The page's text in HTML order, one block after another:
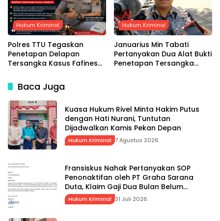
Hukum Kriminal
Polres TTU Tegaskan
Penetapan Delapan
Tersangka Kasus Fafinesu
Respons Pernyataan
Kuasa Hukum SS
Hukum Kriminal
Januarius Min Tabati
Pertanyakan Dua Alat Bukti
Penetapan Tersangka
Baca Juga
Kuasa Hukum Rivel Minta Hakim Putus
dengan Hati Nurani, Tuntutan
Dijadwalkan Kamis Pekan Depan
Hukum Kriminal 7 Agustus 2026
Fransiskus Nahak Pertanyakan SOP
Penonaktifan oleh PT Graha Sarana
Duta, Klaim Gaji Dua Bulan Belum
Dibayarkan
Hukum Kriminal 31 Juli 2026